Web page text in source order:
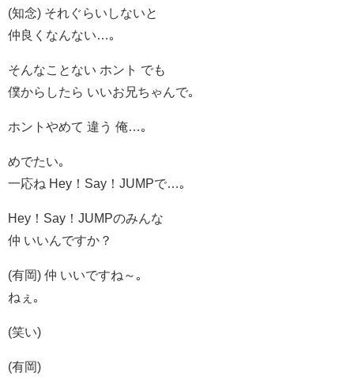
(知念) それぐらいしないと
仲良くなんない…｡
そんなことない ホント でも
僕からしたら いいお兄ちゃんで｡
ホントやめて 違う 俺…｡
めでたい｡
一応ね Hey！Say！JUMPで…｡
Hey！Say！JUMPのみんな
仲 いいんですか？
(有岡) 仲 いいですね～｡
ねぇ｡
(笑い)
(有岡)